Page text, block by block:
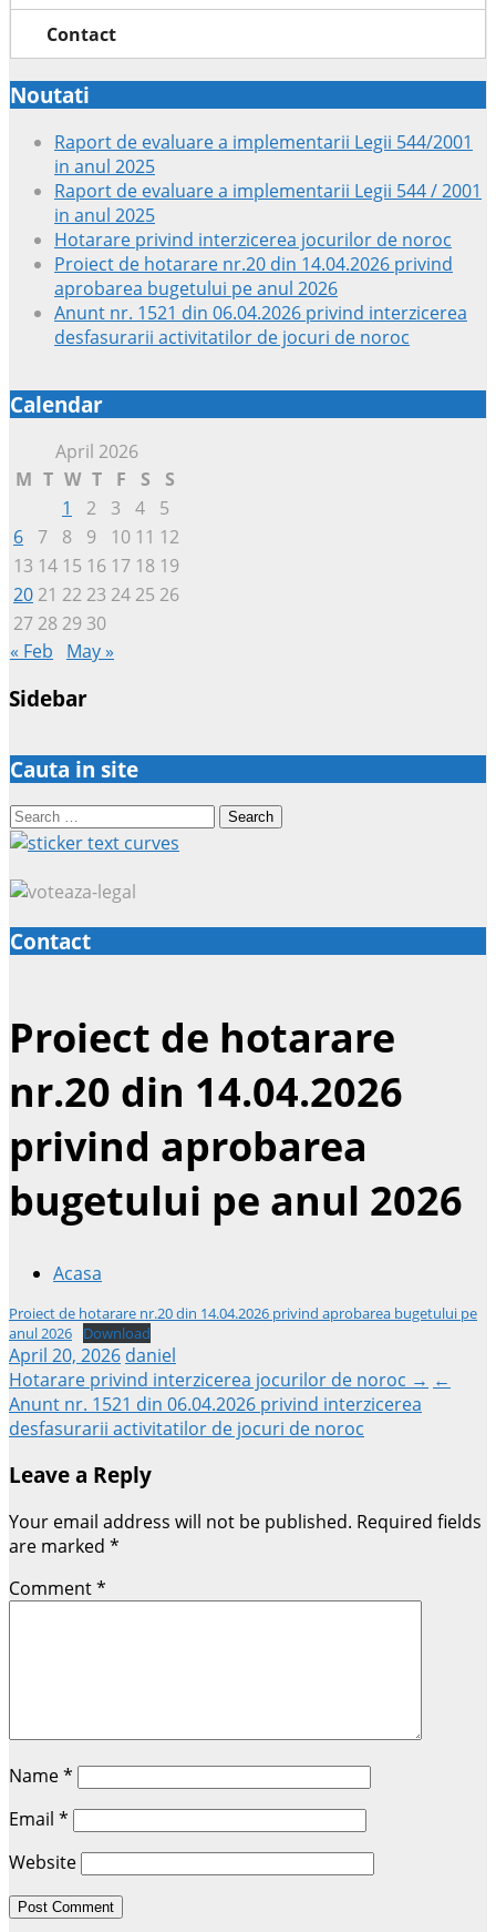
Contact
Noutati
Raport de evaluare a implementarii Legii 544/2001
in anul 2025
Raport de evaluare a implementarii Legii 544 / 2001
in anul 2025
Hotarare privind interzicerea jocurilor de noroc
Proiect de hotarare nr.20 din 14.04.2026 privind
aprobarea bugetului pe anul 2026
Anunt nr. 1521 din 06.04.2026 privind interzicerea
desfasurarii activitatilor de jocuri de noroc
Calendar
April 2026
M T W T F S
S
1
2 3 4
5
6
7 8 9 10 11 12
13 14 15 16 17 18 19
20 21 22 23 24 25 26
27 28 29 30
« Feb
May »
Sidebar
Cauta in site
Search
for:
Contact
Proiect de hotarare
nr.20 din 14.04.2026
privind aprobarea
bugetului pe anul 2026
Acasa
Proiect de hotarare nr.20 din 14.04.2026 privind aprobarea bugetului pe
anul 2026
Download
April 20, 2026 daniel
Post
navigation
Hotarare privind interzicerea jocurilor de noroc → ←
Anunt nr. 1521 din 06.04.2026 privind interzicerea
desfasurarii activitatilor de jocuri de noroc
Leave a Reply
Your email address will not be published. Required fields
are marked *
Comment*
Name*
Email *
Website